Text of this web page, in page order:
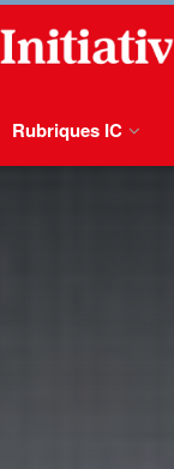
Rubriques IC